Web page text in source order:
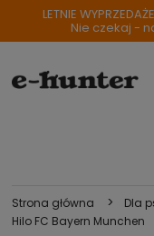
LETNIE
Nie czekaj -
Strona główna > Dla
Hilo FC Bayern Munchen